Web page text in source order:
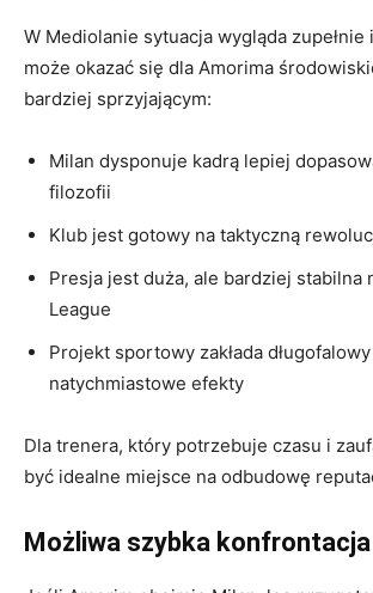
W Mediolanie sytuacja wygląda zupełnie
może okazać się dla Amorima
bardziej sprzyjającym:
Milan dysponuje kadrą lepiej
filozofii
Klub jest gotowy na taktyczną
Presja jest duża, ale bardziej stabilna
League
Projekt sportowy zakłada
natychmiastowe efekty
Dla trenera, który potrzebuje czasu i
być idealne miejsce na odbudowę
Możliwa szybka konfrontacja